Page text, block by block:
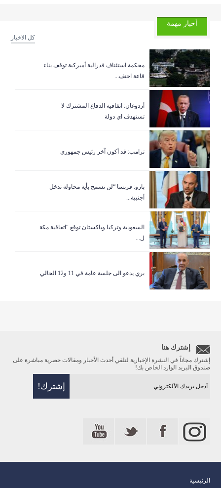
أخبار مهمة
كل الاخبار
‏محكمة استئناف فدرالية أميركية توقف بناء
قاعة احتف...
أردوغان: اتفاقية الدفاع المشترك لا
تستهدف اي دولة
ترامب: قد أكون آخر رئيس جمهوري
بارو: فرنسا “لن تسمح بأية محاولة تدخل
أجنبية...
السعودية وتركيا وباكستان توقع “اتفاقية مكة
ل...
بري يدعو الى جلسة عامة في 11 و12 الحالي
إشترك هنا
إشترك مجاناً في النشرة الإخبارية لتلقي أحدث الأخبار ومقالات حصرية مباشرة على
صندوق البريد الوارد الخاص بك!
الرئيسية